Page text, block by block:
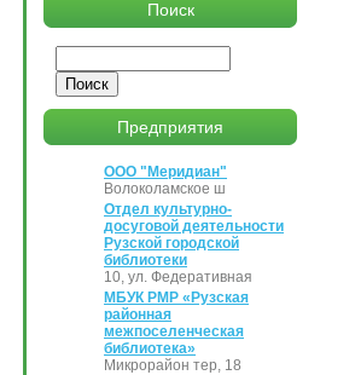
Поиск
Предприятия
ООО "Меридиан"
Волоколамское ш
Отдел культурно-
досуговой деятельности
Рузской городской
библиотеки
10, ул. Федеративная
МБУК РМР «Рузская
районная
межпоселенческая
библиотека»
Микрорайон тер, 18